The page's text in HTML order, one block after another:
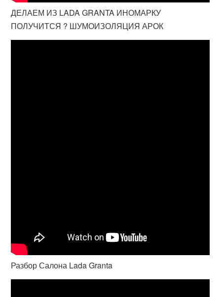
ДЕЛАЕМ ИЗ LADA GRANTA ИНОМАРКУ
ПОЛУЧИТСЯ ? ШУМОИЗОЛЯЦИЯ АРОК
Разбор Салона Lada Granta